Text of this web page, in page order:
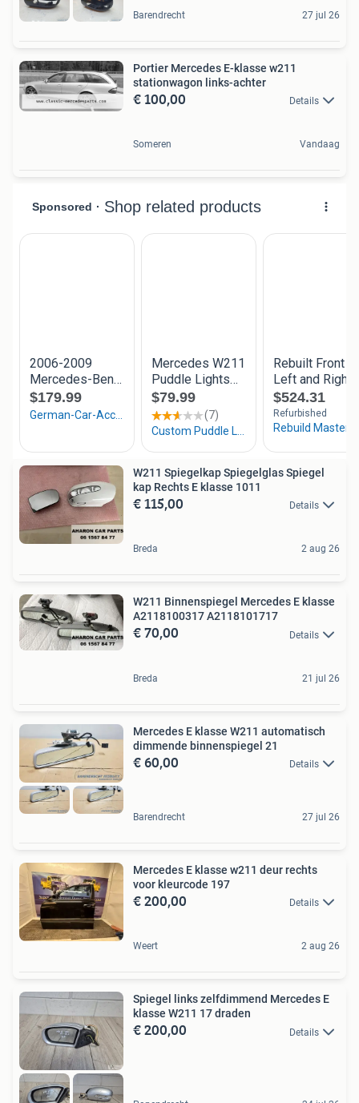
Barendrecht 27 jul 26
Portier Mercedes E-klasse w211
stationwagon links-achter
€ 100,00 Details
Someren Vandaag
W211 Spiegelkap Spiegelglas Spiegel
kap Rechts E klasse 1011
€ 115,00 Details
Breda 2 aug 26
W211 Binnenspiegel Mercedes E klasse
A2118100317 A2118101717
€ 70,00 Details
Breda 21 jul 26
Mercedes E klasse W211 automatisch
dimmende binnenspiegel 21
€ 60,00 Details
Barendrecht 27 jul 26
Mercedes E klasse w211 deur rechts
voor kleurcode 197
€ 200,00 Details
Weert 2 aug 26
Spiegel links zelfdimmend Mercedes E
klasse W211 17 draden
€ 200,00 Details